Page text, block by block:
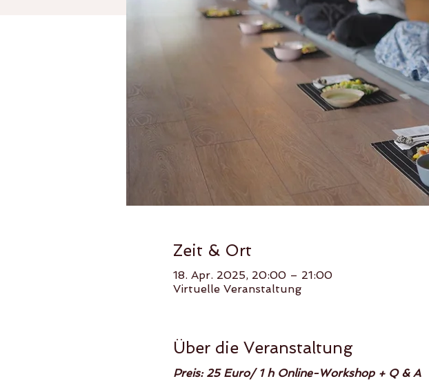
Zeit & Ort
18. Apr. 2025, 20:00 – 21:00
Virtuelle Veranstaltung
Über die Veranstaltung
Preis: 25 Euro/ 1 h Online-Workshop + Q & A